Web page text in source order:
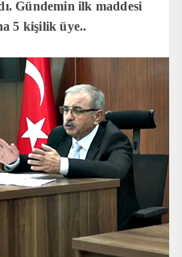
Gündemin ilk maddesi
5 kişilik üye..